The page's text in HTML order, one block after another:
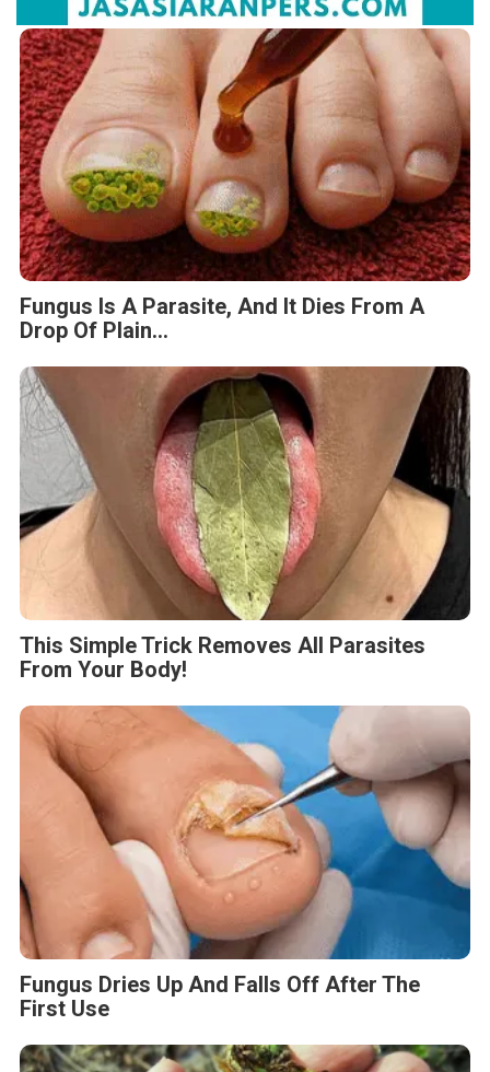
Fungus Is A Parasite, And It Dies From A
Drop Of Plain...
This Simple Trick Removes All Parasites
From Your Body!
Fungus Dries Up And Falls Off After The
First Use